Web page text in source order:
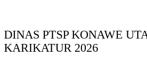
DINAS PTSP KONAWE
KARIKATUR 2026